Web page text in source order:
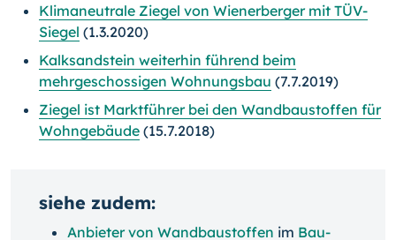
Klimaneutrale Ziegel von Wienerberger mit TÜV-
Siegel (1.3.2020)
Kalksandstein weiterhin führend beim
mehrgeschossigen Wohnungsbau (7.7.2019)
Ziegel ist Marktführer bei den Wandbaustoffen für
Wohngebäude (15.7.2018)
siehe zudem:
Anbieter von Wandbaustoffen im Bau-